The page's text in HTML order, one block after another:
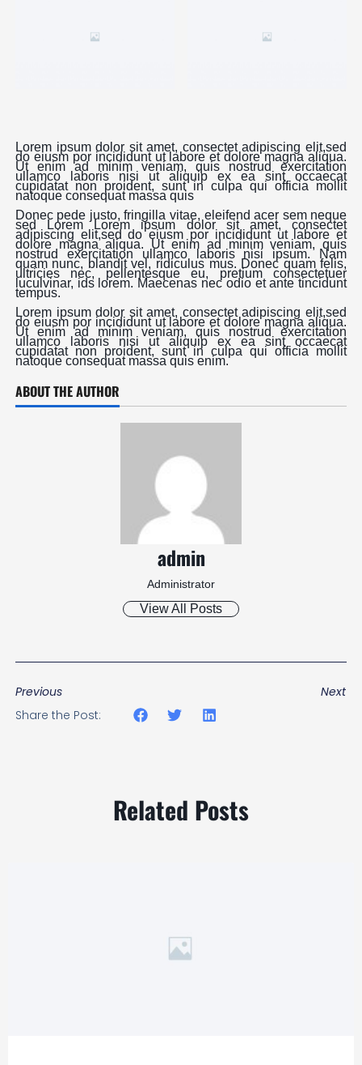
Lorem ipsum dolor sit amet, consectet adipiscing elit,sed
do eiusm por incididunt ut labore et dolore magna aliqua.
Ut enim ad minim veniam, quis nostrud exercitation
ullamco laboris nisi ut aliquip ex ea sint occaecat
cupidatat non proident, sunt in culpa qui officia mollit
natoque consequat massa quis
Donec pede justo, fringilla vitae, eleifend acer sem neque
sed Lorem Lorem ipsum dolor sit amet, consectet
adipiscing elit,sed do eiusm por incididunt ut labore et
dolore magna aliqua. Ut enim ad minim veniam, quis
nostrud exercitation ullamco laboris nisi ipsum. Nam
quam nunc, blandit vel, ridiculus mus. Donec quam felis,
ultricies nec, pellentesque eu, pretium consectetuer
luculvinar, ids lorem. Maecenas nec odio et ante tincidunt
tempus.
Lorem ipsum dolor sit amet, consectet adipiscing elit,sed
do eiusm por incididunt ut labore et dolore magna aliqua.
Ut enim ad minim veniam, quis nostrud exercitation
ullamco laboris nisi ut aliquip ex ea sint occaecat
cupidatat non proident, sunt in culpa qui officia mollit
natoque consequat massa quis enim.
ABOUT THE AUTHOR
admin
Administrator
View All Posts
Previous
Next
Share the Post:
Related Posts